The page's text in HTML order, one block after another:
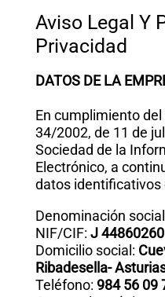
Aviso Legal Y
Privacidad
DATOS DE LA
En cumplimiento
34/2002, de 11 de
Sociedad de la
Electrónico, a
datos identificativos
Denominación
NIF/CIF: J 44860260
Domicilio social:
Ribadesella-
Teléfono: 984 56 09